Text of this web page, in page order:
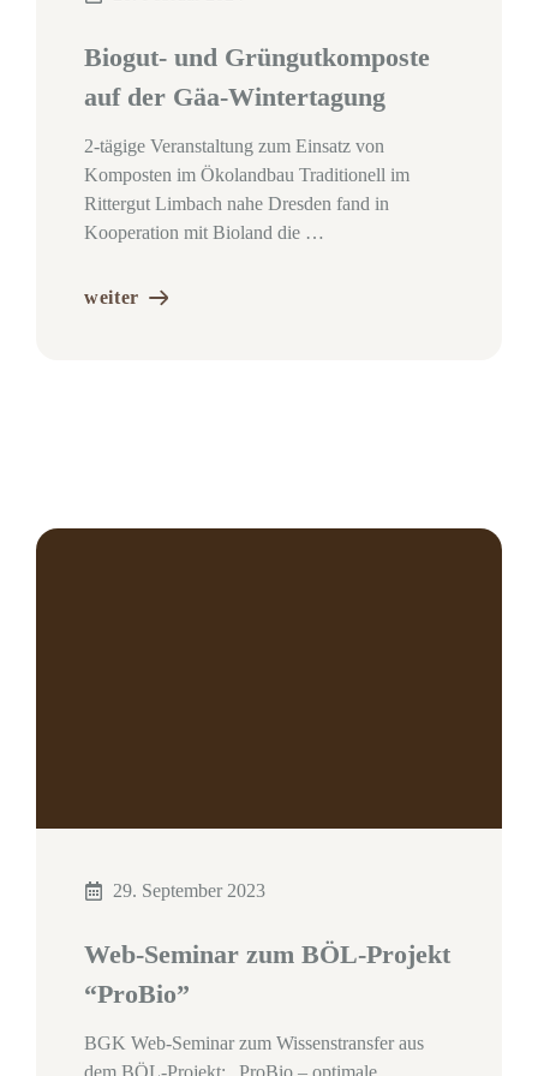
Biogut- und Grüngutkomposte
auf der Gäa-Wintertagung
2-tägige Veranstaltung zum Einsatz von
Komposten im Ökolandbau Traditionell im
Rittergut Limbach nahe Dresden fand in
Kooperation mit Bioland die …
weiter
29. September 2023
Web-Seminar zum BÖL-Projekt
“ProBio”
BGK Web-Seminar zum Wissenstransfer aus